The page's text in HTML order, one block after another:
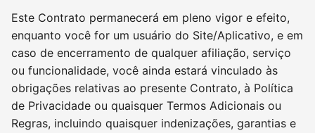
Este Contrato permanecerá em pleno vigor e efeito,
enquanto você for um usuário do Site/Aplicativo, e em
caso de encerramento de qualquer afiliação, serviço
ou funcionalidade, você ainda estará vinculado às
obrigações relativas ao presente Contrato, à Política
de Privacidade ou quaisquer Termos Adicionais ou
Regras, incluindo quaisquer indenizações, garantias e